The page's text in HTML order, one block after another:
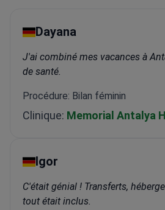
Dayana
J'ai combiné mes vacances à
de santé.
Procédure: Bilan féminin
Clinique: Memorial Antalya
Igor
C'était génial ! Transferts,
tout était inclus.